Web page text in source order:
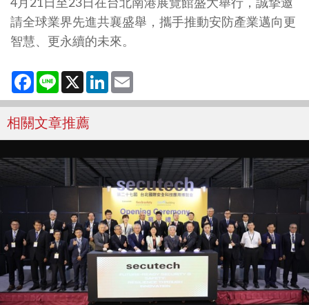
4月21日至23日在台北南港展覽館盛大舉行，誠摯邀
請全球業界先進共襄盛舉，攜手推動安防產業邁向更
智慧、更永續的未來。
Facebook
Line X LinkedIn
相關文章推薦